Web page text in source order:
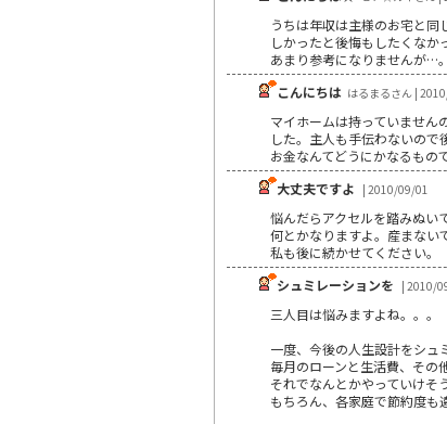
うちは年収は主様のお宅と
しかったと後悔もしたくな
あまり参考になりませんが…。
こんにちは はるまるさん |
マイホームは持っていません
した。主人も手伝わないので
お金なんてどうにかなるもの
大丈夫ですよ | 2010/09/01
悩んだらアクセルを踏みぬい
何とかなりますよ。産まない
私も後に続かせてください。
シュミレーションを | 2010/
三人目は悩みますよね。。。
一度、今後の人生設計をシュ
毎月のローンと生活費、その
それでなんとかやっていけそ
もちろん、各家庭で節約度も